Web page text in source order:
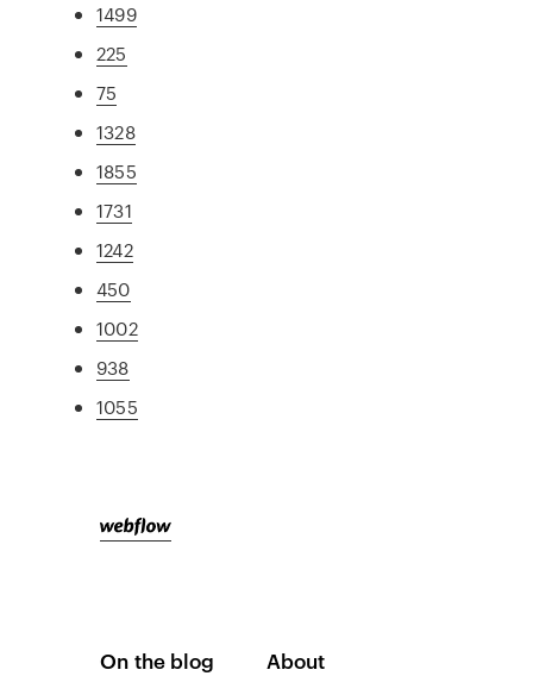
1499
225
75
1328
1855
1731
1242
450
1002
938
1055
On the blog About